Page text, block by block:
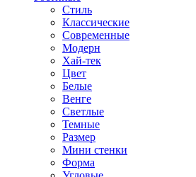
Стиль
Классические
Современные
Модерн
Хай-тек
Цвет
Белые
Венге
Светлые
Темные
Размер
Мини стенки
Форма